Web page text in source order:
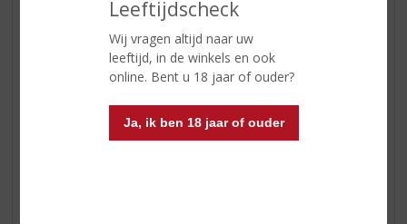
Leeftijdscheck
Wij vragen altijd naar uw
leeftijd, in de winkels en ook
online. Bent u 18 jaar of ouder?
Ja, ik ben 18 jaar of ouder
Ervaar de tijdloze allure met deze iconische Gin &
Tonic, een ware ode aan vakmanschap. De
ambachtelijkeHayman’s London Dry Ginzorgt voor een
prikkelende smaakbeleving waarbij de 10 botanicals
goed aanwezig zijn. Vermengt met de sprankelende
Franklin & Sons Premium Indian Tonickomt er een